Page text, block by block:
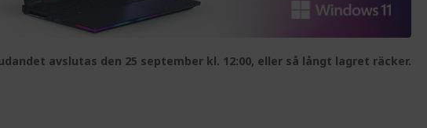
avslutas den 25 september kl. 12:00, eller så långt lagret räcker.